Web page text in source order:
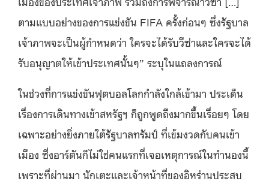
ตามแบบอย่างของการแข่งขัน FIFA ครั้งก่อนๆ ซึ่งรัฐบาล
เจ้าภาพจะเป็นผู้กำหนดว่า ใครจะได้รับวีซ่าและใครจะได้
รับอนุญาตให้เข้าประเทศนั้นๆ” ระบุในแถลงการณ์
ในช่วงที่การแข่งขันฟุตบอลโลกกำลังใกล้เข้ามา ประเด็น
เรื่องการเดินทางเข้าสหรัฐฯ ก็ถูกพูดถึงมากขึ้นเรื่อยๆ โดย
เฉพาะอย่างยิ่งภายใต้รัฐบาลทรัมป์ ที่เข้มงวดกับคนเข้า
เมือง ซึ่งอาร์ตันก็ไม่ใช่คนแรกที่เจอเหตุการณ์ในทำนองนี้
เพราะที่ผ่านมา นักเตะและเจ้าหน้าที่ของอิหร่านประสบ